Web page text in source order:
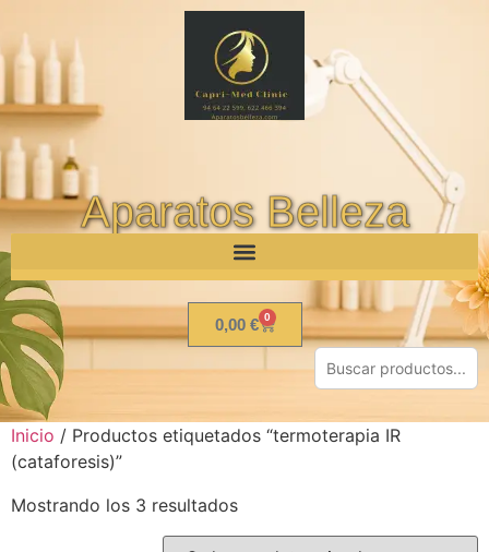
Aparatos Belleza
0,00 € 0
Inicio / Productos etiquetados “termoterapia IR
(cataforesis)”
Mostrando los 3 resultados